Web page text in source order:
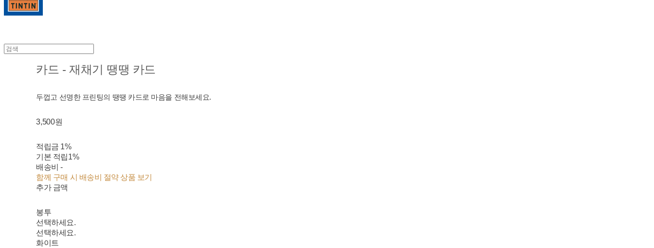
카드 - 재채기 땡땡 카드
두껍고 선명한 프린팅의 땡땡 카드로 마음을 전해보세요.
3,500원
적립금 1%
기본 적립1%
배송비-
함께 구매 시 배송비 절약 상품 보기
추가 금액
봉투
선택하세요.
선택하세요.
화이트